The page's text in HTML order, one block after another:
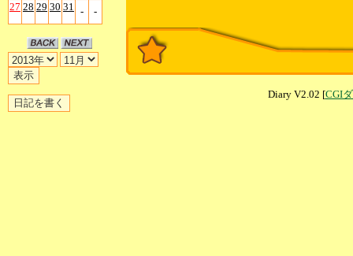
27 28 29 30 31 - -
Diary V2.02 [CGI